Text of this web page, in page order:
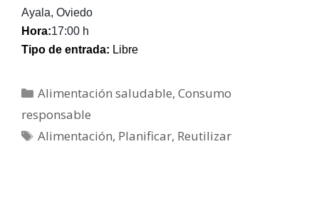
Ayala, Oviedo
Hora:17:00 h
Tipo de entrada: Libre
Alimentación saludable,Consumo
responsable
Alimentación, Planificar, Reutilizar